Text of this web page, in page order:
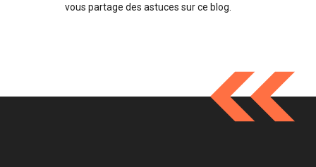
vous partage des astuces sur ce blog.